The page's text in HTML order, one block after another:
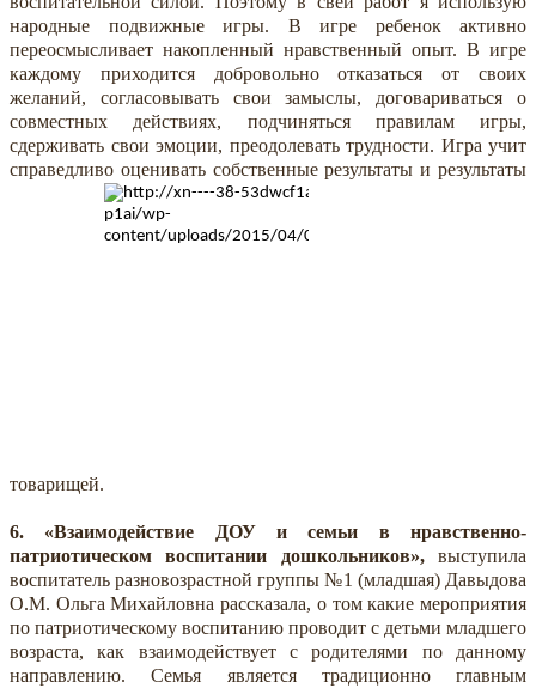
народные подвижные игры. В игре ребенок активно
переосмысливает накопленный нравственный опыт. В игре
каждому приходится добровольно отказаться от своих
желаний, согласовывать свои замыслы, договариваться о
совместных действиях, подчиняться правилам игры,
сдерживать свои эмоции, преодолевать трудности. Игра учит
справедливо оценивать собственные результаты и результаты
товарищей.
6. «Взаимодействие ДОУ и семьи в нравственно-
патриотическом воспитании дошкольников»,выступила
воспитатель разновозрастной группы №1 (младшая) Давыдова
О.М. Ольга Михайловна рассказала, о том какие мероприятия
по патриотическому воспитанию проводит с детьми младшего
возраста, как взаимодействует с родителями по данному
направлению. Семья является традиционно главным